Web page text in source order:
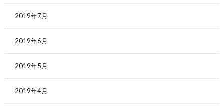
2019年7月
2019年6月
2019年5月
2019年4月